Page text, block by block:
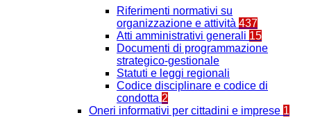
Riferimenti normativi su
organizzazione e attività 437
Atti amministrativi generali 15
Documenti di programmazione
strategico-gestionale
Statuti e leggi regionali
Codice disciplinare e codice di
condotta 2
Oneri informativi per cittadini e imprese 1